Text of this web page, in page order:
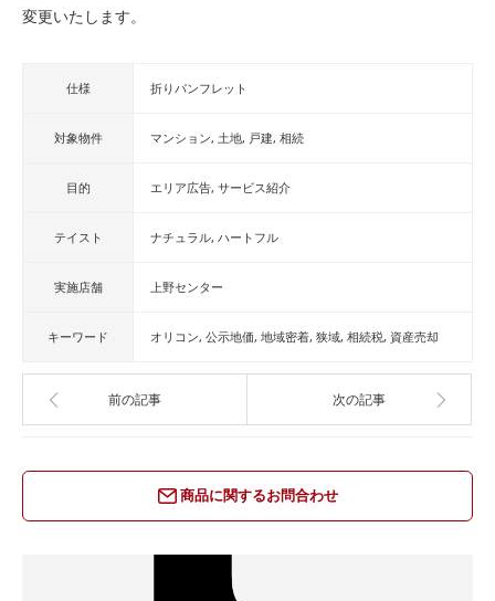
変更いたします。
仕様 折りパンフレット
対象物件 マンション 土地 戸建 相続
目的 エリア広告 サービス紹介
テイスト ナチュラル ハートフル
実施店舗 上野センター
キーワード オリコン 公示地価 地域密着 狭域 相続税 資産売却
前の記事 次の記事
商品に関するお問合わせ